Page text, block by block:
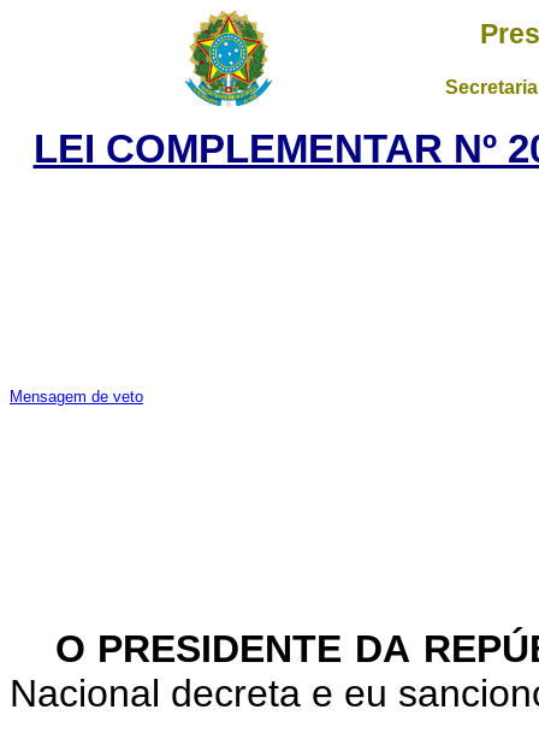
LEI COMPLEMENTAR Nº
Mensagem de veto
O PRESIDENTE DA
Nacional decreta e eu